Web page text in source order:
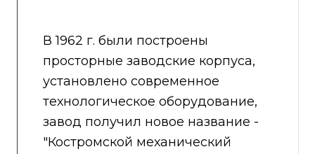
В 1962 г. были построены
просторные заводские корпуса,
установлено современное
технологическое оборудование,
завод получил новое название -
"Костромской механический